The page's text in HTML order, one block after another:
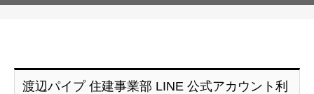
渡辺パイプ 住建事業部 LINE 公式アカウント利